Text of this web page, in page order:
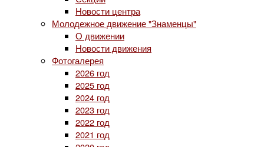
Новости центра
Молодежное движение "Знаменцы"
О движении
Новости движения
Фотогалерея
2026 год
2025 год
2024 год
2023 год
2022 год
2021 год